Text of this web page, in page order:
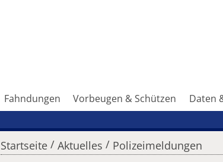
Fahndungen Vorbeugen & Schützen Daten
Startseite / Aktuelles / Polizeimeldungen